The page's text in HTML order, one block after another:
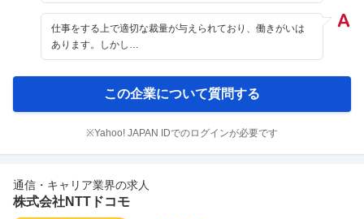
仕事をする上で適切な裁量が与えられており、働きがいは
あります。しかし…
この企業について質問する
※Yahoo! JAPAN IDでのログインが必要です
通信・キャリア業界の求人
株式会社NTTドコモ